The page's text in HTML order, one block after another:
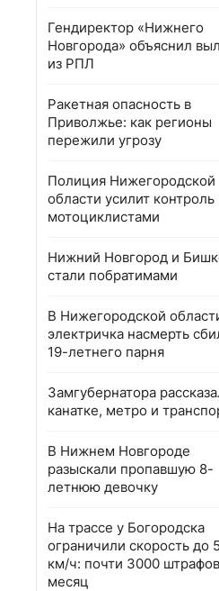
Гендиректор «Нижнего
Новгорода» объяснил
из РПЛ
Ракетная опасность в
Приволжье: как регионы
пережили угрозу
Полиция Нижегородской
области усилит контроль
мотоциклистами
Нижний Новгород и
стали побратимами
В Нижегородской
электричка насмерть
19-летнего парня
Замгубернатора
канатке, метро и
В Нижнем Новгороде
разыскали пропавшую 8-
летнюю девочку
На трассе у Богородска
ограничили скорость до
км/ч: почти 3000
месяц